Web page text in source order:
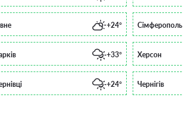
+24° Сімферополь
+33° Херсон
+24° Чернігів